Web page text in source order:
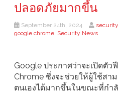
ปลอดภัยมากขึ้น
September 24th, 2024
google chrome, Security News
Google ประกาศว่าจะเปิดตัว
Chrome ซึ่งจะช่วยให้ผู้ใช้ส
ตนเองได้มากขึ้นในขณะที่กำ